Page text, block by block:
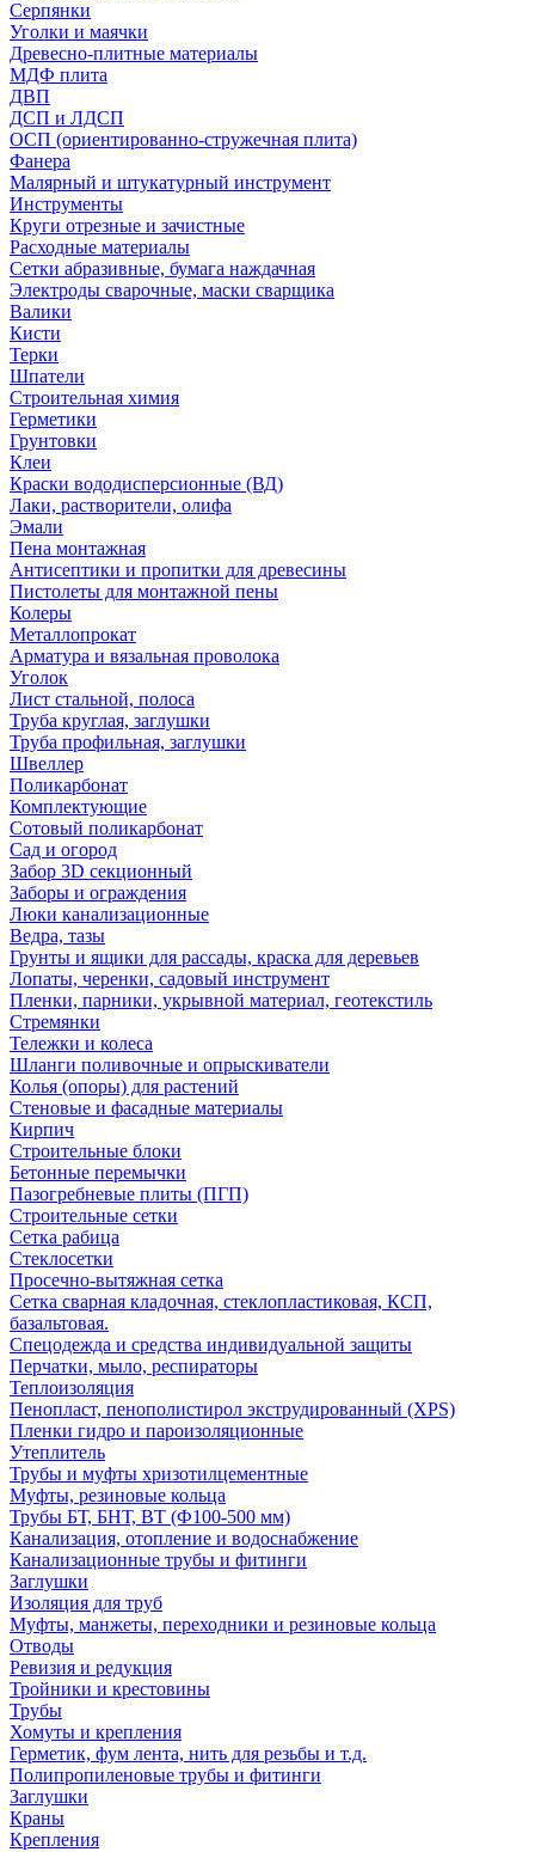
Серпянки
Уголки и маячки
Древесно-плитные материалы
МДФ плита
ДВП
ДСП и ЛДСП
ОСП (ориентированно-стружечная плита)
Фанера
Малярный и штукатурный инструмент
Инструменты
Круги отрезные и зачистные
Расходные материалы
Сетки абразивные, бумага наждачная
Электроды сварочные, маски сварщика
Валики
Кисти
Терки
Шпатели
Строительная химия
Герметики
Грунтовки
Клеи
Краски вододисперсионные (ВД)
Лаки, растворители, олифа
Эмали
Пена монтажная
Антисептики и пропитки для древесины
Пистолеты для монтажной пены
Колеры
Металлопрокат
Арматура и вязальная проволока
Уголок
Лист стальной, полоса
Труба круглая, заглушки
Труба профильная, заглушки
Швеллер
Поликарбонат
Комплектующие
Сотовый поликарбонат
Сад и огород
Забор 3D секционный
Заборы и ограждения
Люки канализационные
Ведра, тазы
Грунты и ящики для рассады, краска для деревьев
Лопаты, черенки, садовый инструмент
Пленки, парники, укрывной материал, геотекстиль
Стремянки
Тележки и колеса
Шланги поливочные и опрыскиватели
Колья (опоры) для растений
Стеновые и фасадные материалы
Кирпич
Строительные блоки
Бетонные перемычки
Пазогребневые плиты (ПГП)
Строительные сетки
Сетка рабица
Стеклосетки
Просечно-вытяжная сетка
Сетка сварная кладочная, стеклопластиковая, КСП,
базальтовая.
Спецодежда и средства индивидуальной защиты
Перчатки, мыло, респираторы
Теплоизоляция
Пенопласт, пенополистирол экструдированный (XPS)
Пленки гидро и пароизоляционные
Утеплитель
Трубы и муфты хризотилцементные
Муфты, резиновые кольца
Трубы БТ, БНТ, ВТ (Ф100-500 мм)
Канализация, отопление и водоснабжение
Канализационные трубы и фитинги
Заглушки
Изоляция для труб
Муфты, манжеты, переходники и резиновые кольца
Отводы
Ревизия и редукция
Тройники и крестовины
Трубы
Хомуты и крепления
Герметик, фум лента, нить для резьбы и т.д.
Полипропиленовые трубы и фитинги
Заглушки
Краны
Крепления